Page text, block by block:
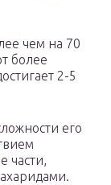
чем на 70
более
2-5
его
части,